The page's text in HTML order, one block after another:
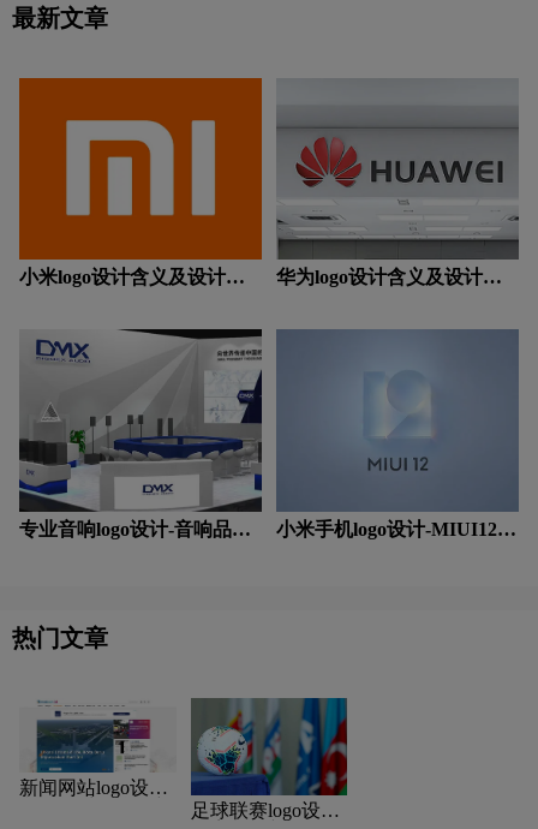
紫色logo设计
最新文章
小米logo设计含义及设计理
华为logo设计含义及设计理
专业音响logo设计-音响品牌
小米手机logo设计-MIUI12新
热门文章
新闻网站logo设计-
足球联赛logo设计-